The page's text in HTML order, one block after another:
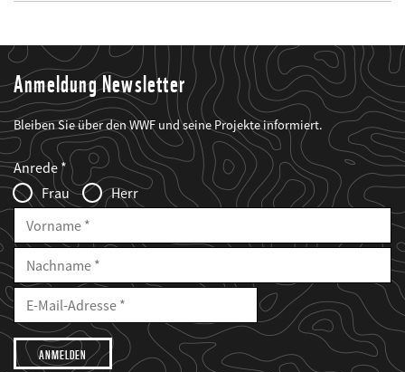
Anmeldung Newsletter
Bleiben Sie über den WWF und seine Projekte informiert.
Web2Case
Infofelder
Fieldset
anrede_name
Anrede
Frau
Herr
Vorname
Nachname
E-
Mailadresse
E-
Adresse
Ich
möchte,
dass